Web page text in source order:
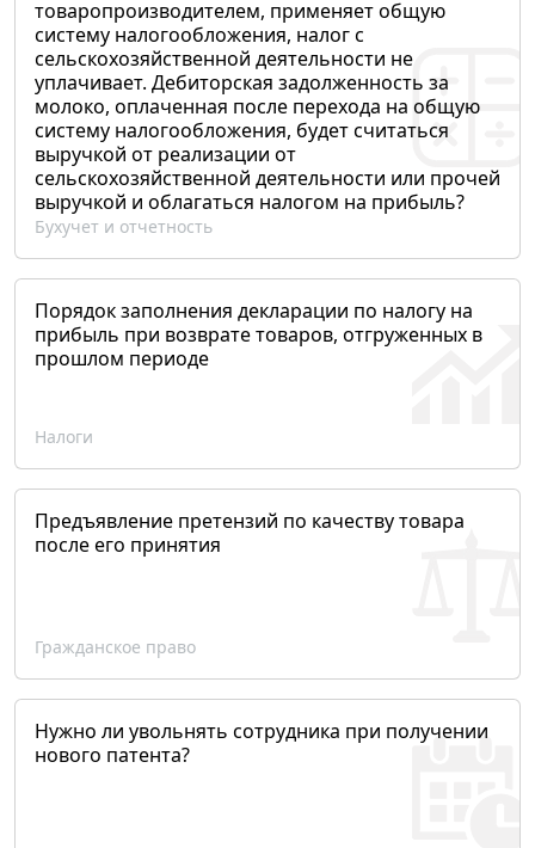
товаропроизводителем, применяет общую
систему налогообложения, налог с
сельскохозяйственной деятельности не
уплачивает. Дебиторская задолженность за
молоко, оплаченная после перехода на общую
систему налогообложения, будет считаться
выручкой от реализации от
сельскохозяйственной деятельности или прочей
выручкой и облагаться налогом на прибыль?
Бухучет и отчетность
Порядок заполнения декларации по налогу на
прибыль при возврате товаров, отгруженных в
прошлом периоде
Налоги
Предъявление претензий по качеству товара
после его принятия
Гражданское право
Нужно ли увольнять сотрудника при получении
нового патента?